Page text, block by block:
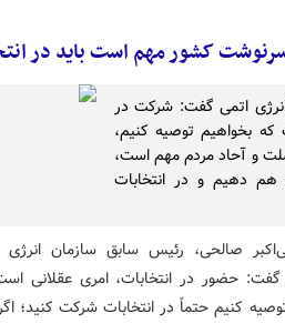
کشور مهم است باید در
اتمی گفت: شرکت در
که بخواهیم توصیه کنیم،
و آحاد مردم مهم است،
دهیم و در انتخابات
صالحی، رئیس سابق سازمان
گفت: حضور در انتخابات، امری عقلانی
کنیم حتماً در انتخابات شرکت کنید؛